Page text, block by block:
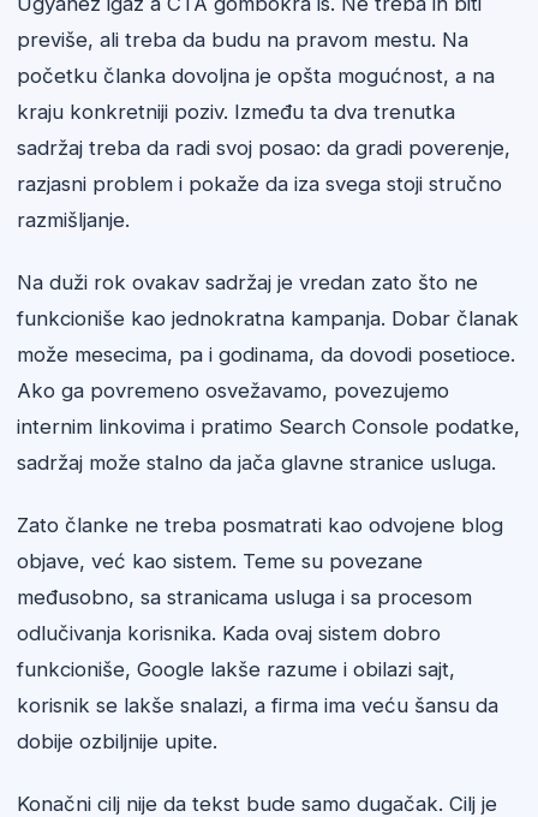
previše, ali treba da budu na pravom mestu. Na
početku članka dovoljna je opšta mogućnost, a na
kraju konkretniji poziv. Između ta dva trenutka
sadržaj treba da radi svoj posao: da gradi poverenje,
razjasni problem i pokaže da iza svega stoji stručno
razmišljanje.
Na duži rok ovakav sadržaj je vredan zato što ne
funkcioniše kao jednokratna kampanja. Dobar članak
može mesecima, pa i godinama, da dovodi posetioce.
Ako ga povremeno osvežavamo, povezujemo
internim linkovima i pratimo Search Console podatke,
sadržaj može stalno da jača glavne stranice usluga.
Zato članke ne treba posmatrati kao odvojene blog
objave, već kao sistem. Teme su povezane
međusobno, sa stranicama usluga i sa procesom
odlučivanja korisnika. Kada ovaj sistem dobro
funkcioniše, Google lakše razume i obilazi sajt,
korisnik se lakše snalazi, a firma ima veću šansu da
dobije ozbiljnije upite.
Konačni cilj nije da tekst bude samo dugačak. Cilj je